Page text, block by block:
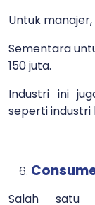
Untuk
Sementara
150 juta.
Industri ini
seperti industri
Salah satu